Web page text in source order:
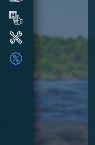
Товары бывшие в
Ремонт и ТО ПЛМ